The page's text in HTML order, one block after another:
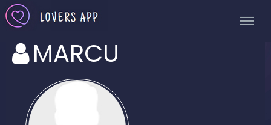
MARCU